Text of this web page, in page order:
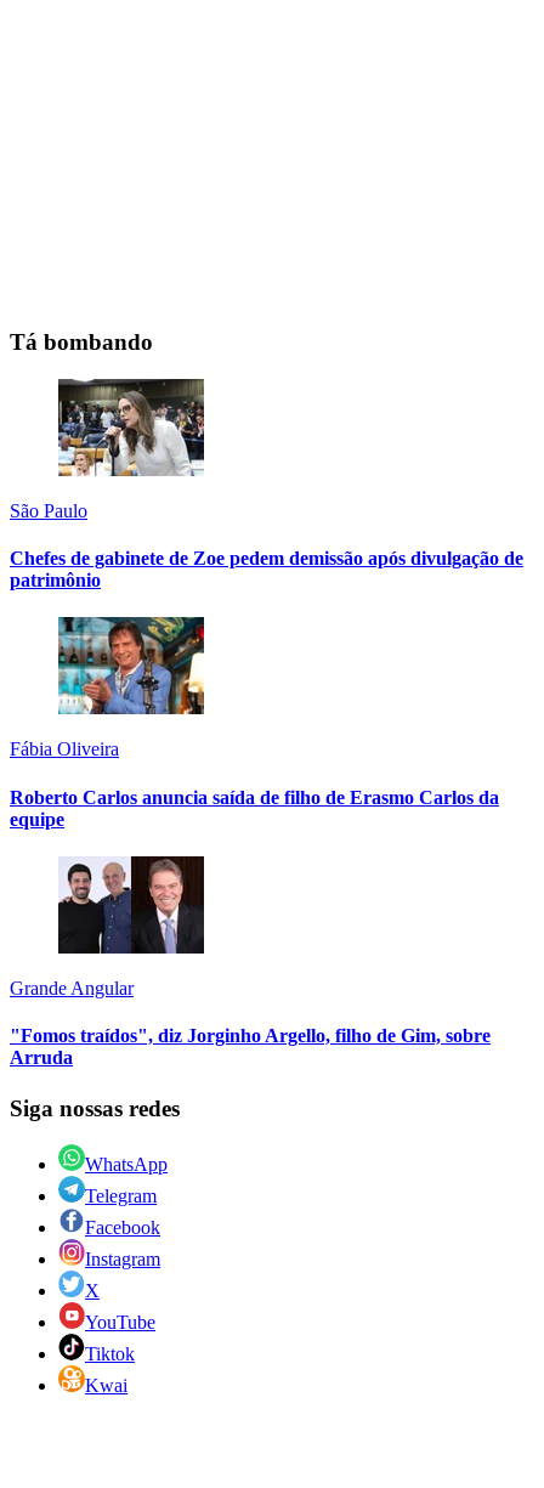
Tá bombando
São Paulo
Chefes de gabinete de Zoe pedem demissão após divulgação de
patrimônio
Fábia Oliveira
Roberto Carlos anuncia saída de filho de Erasmo Carlos da
equipe
Grande Angular
"Fomos traídos", diz Jorginho Argello, filho de Gim, sobre
Arruda
Siga nossas redes
WhatsApp
Telegram
Facebook
Instagram
X
YouTube
Tiktok
Kwai